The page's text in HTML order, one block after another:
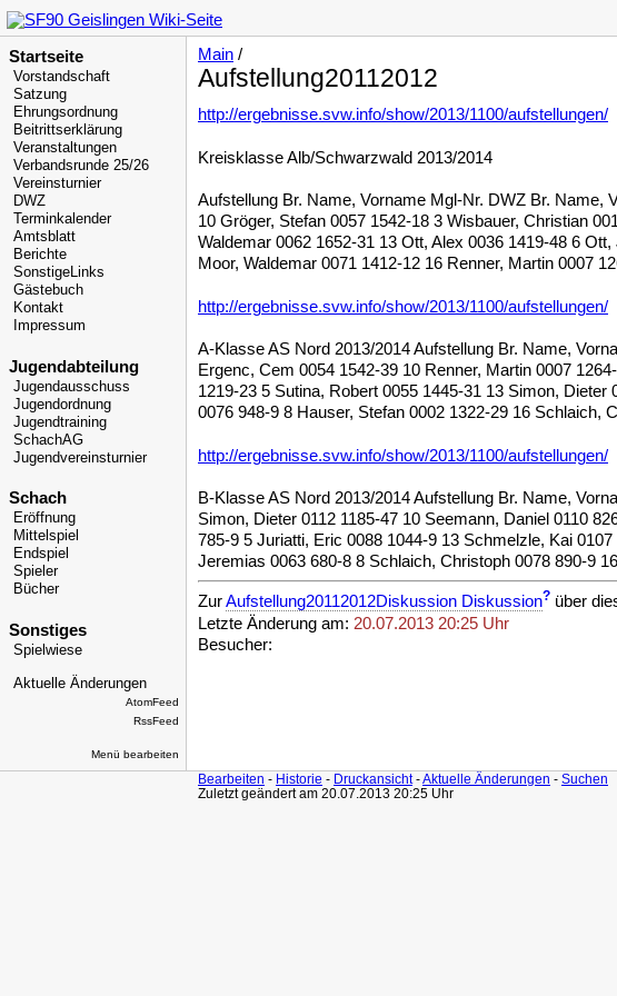
Startseite
Vorstandschaft
Satzung
Ehrungsordnung
Beitrittserklärung
Veranstaltungen
Verbandsrunde 25/26
Vereinsturnier
DWZ
Terminkalender
Amtsblatt
Berichte
SonstigeLinks
Gästebuch
Kontakt
Impressum
Jugendabteilung
Jugendausschuss
Jugendordnung
Jugendtraining
SchachAG
Jugendvereinsturnier
Schach
Eröffnung
Mittelspiel
Endspiel
Spieler
Bücher
Sonstiges
Spielwiese
Aktuelle Änderungen
AtomFeed
RssFeed
Menü bearbeiten
Main /
Aufstellung20112012
http://ergebnisse.svw.info/show/2013/1100/aufstellungen/
Kreisklasse Alb/Schwarzwald 2013/2014
Aufstellung Br. Name, Vorname Mgl-Nr. DWZ Br. Name,
10 Gröger, Stefan 0057 1542-18 3 Wisbauer, Christian
Waldemar 0062 1652-31 13 Ott, Alex 0036 1419-48 6
Moor, Waldemar 0071 1412-12 16 Renner, Martin 0007
http://ergebnisse.svw.info/show/2013/1100/aufstellungen/
A-Klasse AS Nord 2013/2014 Aufstellung Br. Name,
Ergenc, Cem 0054 1542-39 10 Renner, Martin 0007
1219-23 5 Sutina, Robert 0055 1445-31 13 Simon,
0076 948-9 8 Hauser, Stefan 0002 1322-29 16 Schlaich,
http://ergebnisse.svw.info/show/2013/1100/aufstellungen/
B-Klasse AS Nord 2013/2014 Aufstellung Br. Name,
Simon, Dieter 0112 1185-47 10 Seemann, Daniel 0110
785-9 5 Juriatti, Eric 0088 1044-9 13 Schmelzle, Kai
Jeremias 0063 680-8 8 Schlaich, Christoph 0078 890-9 16
ZurAufstellung20112012Diskussion Diskussion? über
Letzte Änderung am: 20.07.2013 20:25 Uhr
Besucher:
Bearbeiten - Historie - Druckansicht-Aktuelle Änderungen - Suchen
Zuletzt geändert am 20.07.2013 20:25 Uhr